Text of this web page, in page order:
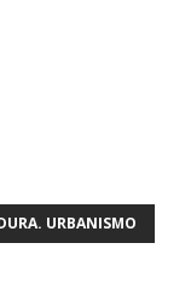
URBANISMO